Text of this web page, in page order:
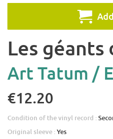
Les géants
Art Tatum /
€12.20
Condition of the vinyl record :
Original sleeve :Yes